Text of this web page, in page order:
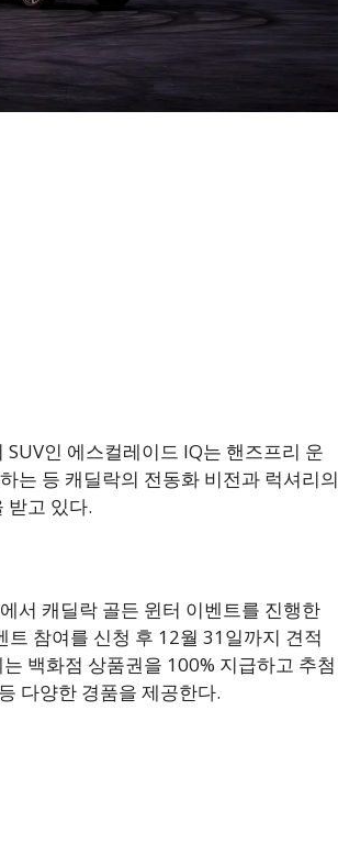
인 에스컬레이드 IQ는 핸즈프리 운
는 등 캐딜락의 전동화 비전과 럭셔리의
받고 있다.
서 캐딜락 골든 윈터 이벤트를 진행한
트 참여를 신청 후 12월 31일까지 견적
백화점 상품권을 100% 지급하고 추첨
다양한 경품을 제공한다.